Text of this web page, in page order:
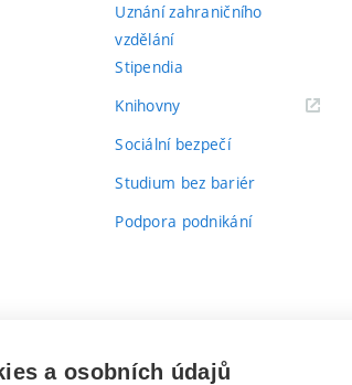
Uznání zahraničního
vzdělání
Stipendia
Knihovny(externí
Sociální bezpečí
Studium bez bariér
Podpora podnikání
a osobních údajů